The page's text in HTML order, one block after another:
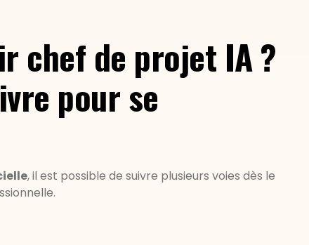
chef de projet IA ?
pour se
, il est possible de suivre plusieurs voies dès le